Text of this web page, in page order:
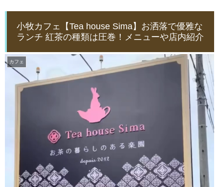
小牧カフェ【Tea house Sima】お洒落で優雅な
ランチ 紅茶の種類は圧巻！メニューや店内紹介
カフェ